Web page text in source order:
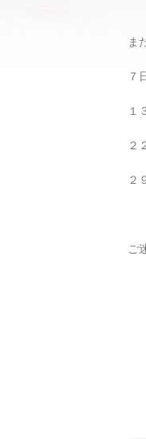
ま
７
１
２
２
ご